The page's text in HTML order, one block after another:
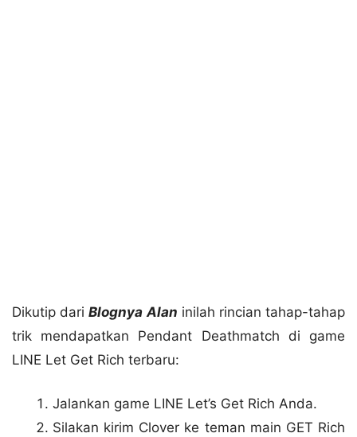
Dikutip dariBlognya Alan inilah rincian tahap-tahap
trik mendapatkan Pendant Deathmatch di game
LINE Let Get Rich terbaru:
Jalankan game LINE Let’s Get Rich Anda.
Silakan kirim Clover ke teman main GET Rich